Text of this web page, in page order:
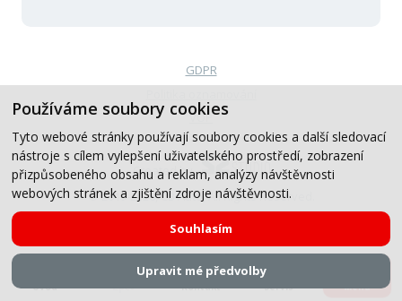
Používáme soubory cookies
Tyto webové stránky používají soubory cookies a další sledovací
nástroje s cílem vylepšení uživatelského prostředí, zobrazení
přizpůsobeného obsahu a reklam, analýzy návštěvnosti
webových stránek a zjištění zdroje návštěvnosti.
Souhlasím
Upravit mé předvolby
Úvod Zpět Kontakt Servis Menu
© 2019-2026, CB Auto, All Rights Reserved.
GDPR
VOP
Created by